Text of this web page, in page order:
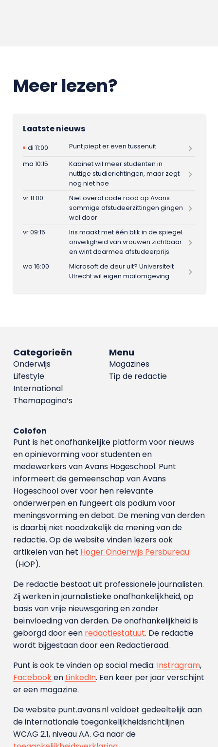
Meer lezen?
Laatste nieuws
di 11:00
Punt piept er even tussenuit
ma 10:15
Kabinet wil meer studenten in
nuttige studierichtingen, maar zegt
nog niet hoe
vr 11:00
Niet overal code rood op Avans:
sommige afstudeerzittingen gingen
wel door
vr 09:15
Iris maakt met één blik in de spiegel
onveiligheid van vrouwen zichtbaar
en wint daarmee afstudeerprijs
wo 16:00
Microsoft de deur uit? Universiteit
Utrecht wil eigen mailomgeving
Menu
Magazines
Tip de redactie
Categorieën
Onderwijs
Lifestyle
International
Themapagina’s
Colofon
Punt is het onafhankelijke platform voor nieuws
en opinievorming voor studenten en
medewerkers van Avans Hoge­school. Punt
informeert de gemeenschap van Avans
Hogeschool over voor hen relevante
onderwerpen en fungeert als podium voor
meningsvorming en debat. De mening van derden
is daarbij niet noodzakelijk de mening van de
redactie. Op de website vinden lezers ook
artikelen van het Hoger Onderwijs Persbureau
(HOP).
De redactie bestaat uit professionele journalisten.
Zij werken in journalistieke onafhankelijkheid, op
basis van vrije nieuwsgaring en zonder
beïnvloeding van derden. De onafhankelijkheid is
geborgd door een redactiestatuut. De redactie
wordt bijgestaan door een Redactieraad.
Punt is ook te vinden op social media: Instragram,
Facebooken LinkedIn. Een keer per jaar verschijnt
er een magazine.
De website punt.avans.nl voldoet gedeeltelijk aan
de internationale toegankelijkheidsrichtlijnen
WCAG 2.1, niveau AA. Ga naar de